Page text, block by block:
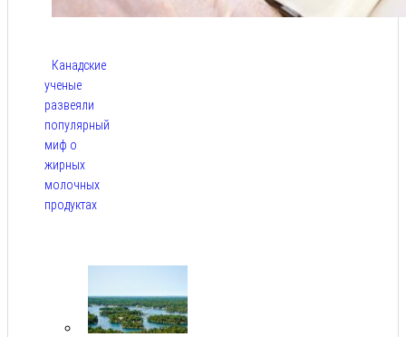
Канадские
ученые
развеяли
популярный
миф о
жирных
молочных
продуктах